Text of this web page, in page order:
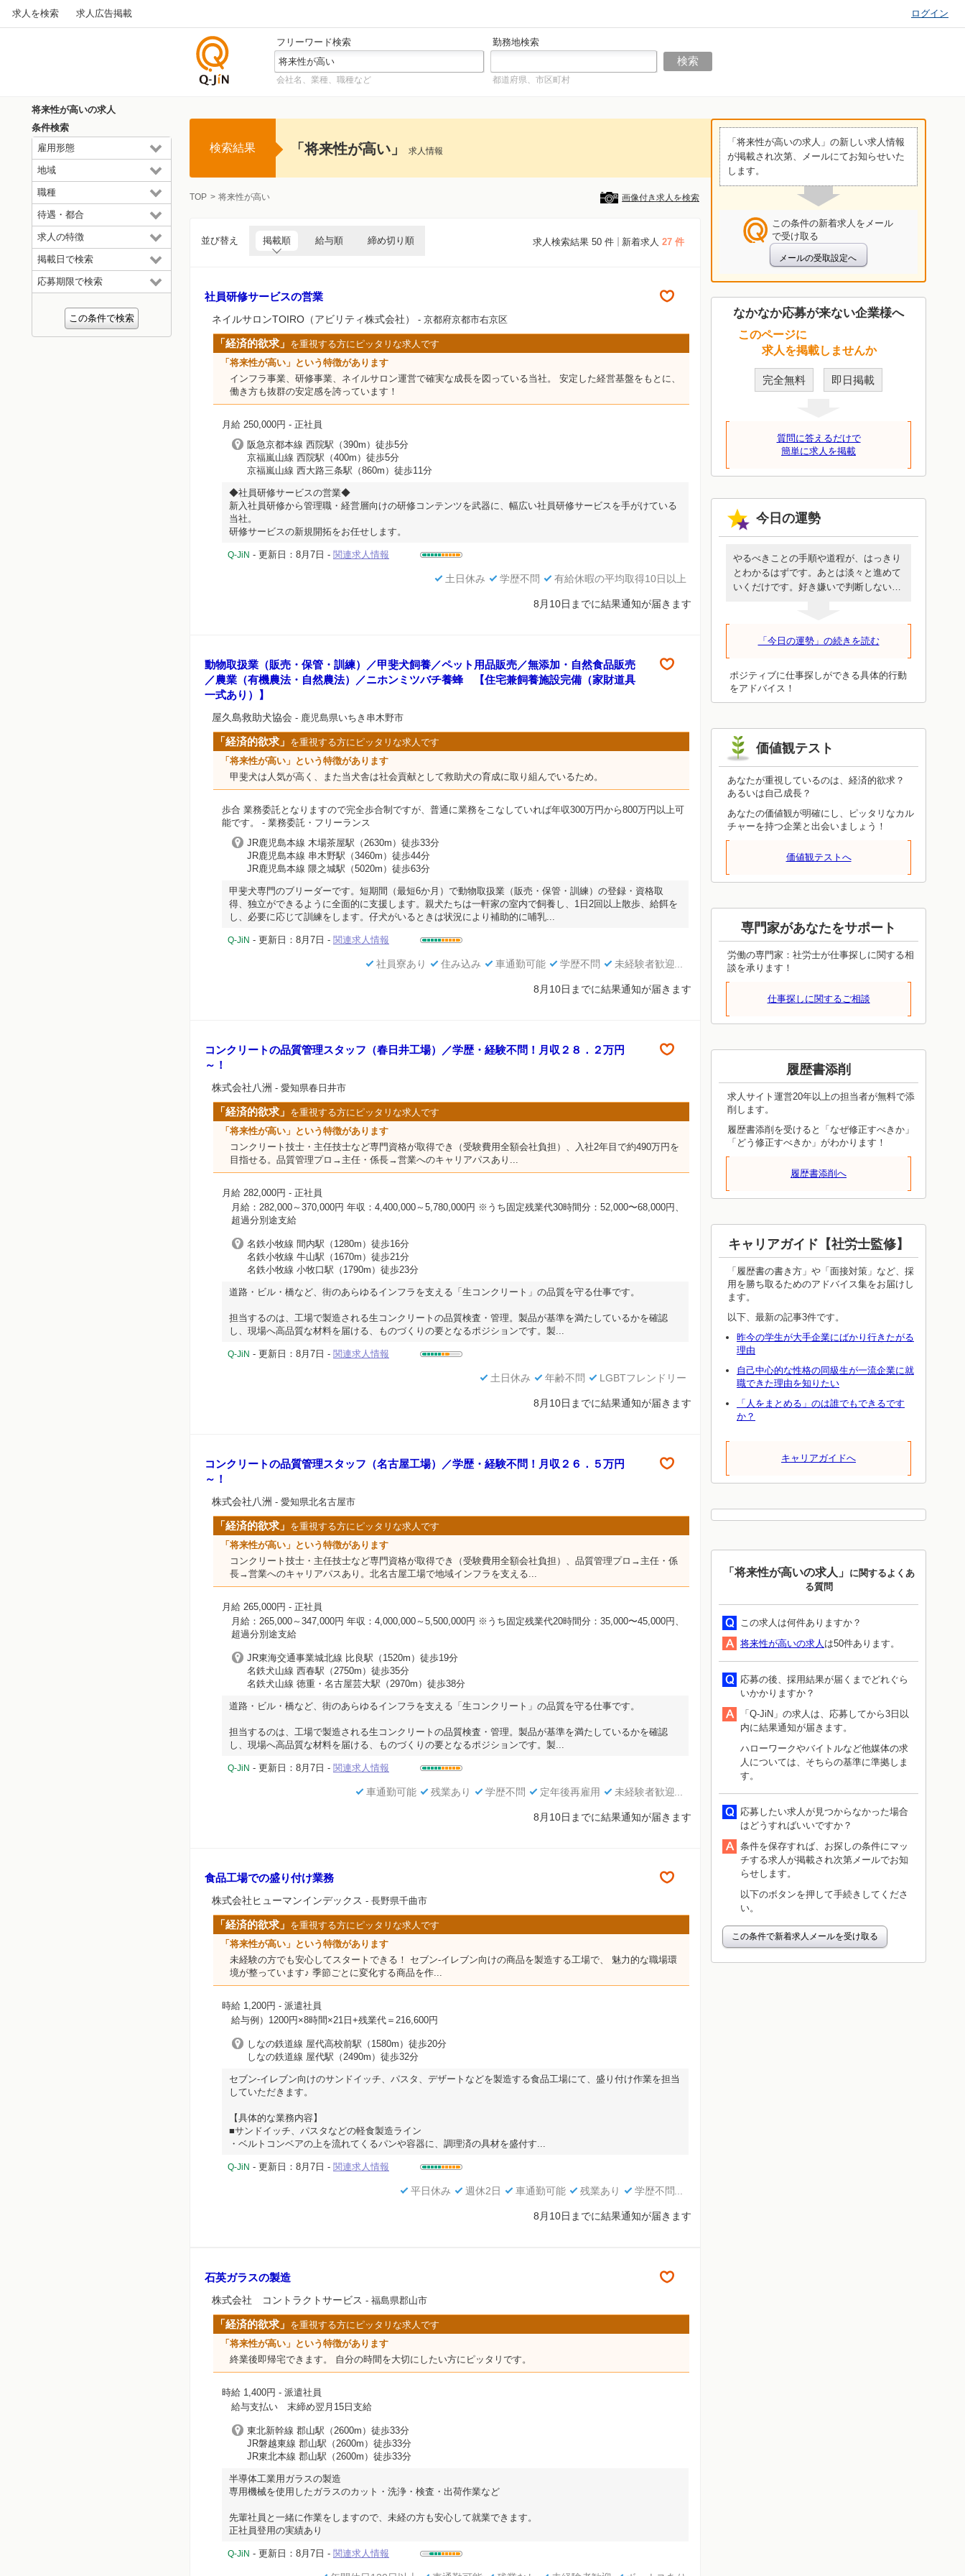
求人を検索 求人広告掲載 ログイン
人サイ
フリーワード検索 勤務地検索
会社名、業種、職種など 都道府県、市区町村
将来性が高いの求人
条件検索
雇用形態
地域
職種
待遇・都合
求人の特徴
掲載日で検索
応募期限で検索
検索結果 「将来性が高い」 求人情報
TOP 将来性が高い 画像付き求人を検索
求人検索結果 50 件 新着求人 27 件
並び替え 掲載順 給与順 締め切り順
社員研修サービスの営業
ネイルサロンTOIRO（アビリティ株式会社） - 京都府京都市右京区
「経済的欲求」 を重視する方にピッタリな求人です
「将来性が高い」という特徴があります
インフラ事業、研修事業、ネイルサロン運営で確実な成長を図っている当社。 安定した経営基盤をもとに、
働き方も抜群の安定感を誇っています！
月給 250,000円 - 正社員
阪急京都本線 西院駅（390m）徒歩5分
京福嵐山線 西院駅（400m）徒歩5分
京福嵐山線 西大路三条駅（860m）徒歩11分
◆社員研修サービスの営業◆
新入社員研修から管理職・経営層向けの研修コンテンツを武器に、幅広い社員研修サービスを手がけている
当社。
研修サービスの新規開拓をお任せします。
Q-JiN - 更新日：8月7日 - 関連求人情報
土日休み 学歴不問 有給休暇の平均取得10日以上
8月10日までに結果通知が届きます
動物取扱業（販売・保管・訓練）／甲斐犬飼養／ペット用品販売／無添加・自然食品販売
／農業（有機農法・自然農法）／ニホンミツバチ養蜂 【住宅兼飼養施設完備（家財道具
一式あり）】
屋久島救助犬協会 - 鹿児島県いちき串木野市
「経済的欲求」 を重視する方にピッタリな求人です
「将来性が高い」という特徴があります
甲斐犬は人気が高く、また当犬舎は社会貢献として救助犬の育成に取り組んでいるため。
歩合 業務委託となりますので完全歩合制ですが、普通に業務をこなしていれば年収300万円から800万円以上可
能です。
- 業務委託・フリーランス
JR鹿児島本線 木場茶屋駅（2630m）徒歩33分
JR鹿児島本線 串木野駅（3460m）徒歩44分
JR鹿児島本線 隈之城駅（5020m）徒歩63分
甲斐犬専門のブリーダーです。短期間（最短6か月）で動物取扱業（販売・保管・訓練）の登録・資格取
得、独立ができるように全面的に支援します。親犬たちは一軒家の室内で飼養し、1日2回以上散歩、給餌を
し、必要に応じて訓練をします。仔犬がいるときは状況により補助的に哺乳...
Q-JiN - 更新日：8月7日 - 関連求人情報
社員寮あり 住み込み 車通勤可能 学歴不問 未経験者歓迎
8月10日までに結果通知が届きます
コンクリートの品質管理スタッフ（春日井工場）／学歴・経験不問！月収２８．２万円
～！
株式会社八洲 - 愛知県春日井市
「経済的欲求」 を重視する方にピッタリな求人です
「将来性が高い」という特徴があります
コンクリート技士・主任技士など専門資格が取得でき（受験費用全額会社負担）、入社2年目で約490万円を
目指せる。品質管理プロ→主任・係長→営業へのキャリアパスあり...
月給 282,000円 - 正社員
月給：282,000～370,000円 年収：4,400,000～5,780,000円 ※うち固定残業代30時間分：52,000〜68,000円、
超過分別途支給
名鉄小牧線 間内駅（1280m）徒歩16分
名鉄小牧線 牛山駅（1670m）徒歩21分
名鉄小牧線 小牧口駅（1790m）徒歩23分
道路・ビル・橋など、街のあらゆるインフラを支える「生コンクリート」の品質を守る仕事です。
担当するのは、工場で製造される生コンクリートの品質検査・管理。製品が基準を満たしているかを確認
し、現場へ高品質な材料を届ける、ものづくりの要となるポジションです。製...
Q-JiN - 更新日：8月7日 - 関連求人情報
土日休み 年齢不問 LGBTフレンドリー
8月10日までに結果通知が届きます
コンクリートの品質管理スタッフ（名古屋工場）／学歴・経験不問！月収２６．５万円
～！
株式会社八洲 - 愛知県北名古屋市
「経済的欲求」 を重視する方にピッタリな求人です
「将来性が高い」という特徴があります
コンクリート技士・主任技士など専門資格が取得でき（受験費用全額会社負担）、品質管理プロ→主任・係
長→営業へのキャリアパスあり。北名古屋工場で地域インフラを支える...
月給 265,000円 - 正社員
月給：265,000～347,000円 年収：4,000,000～5,500,000円 ※うち固定残業代20時間分：35,000〜45,000円、
超過分別途支給
JR東海交通事業城北線 比良駅（1520m）徒歩19分
名鉄犬山線 西春駅（2750m）徒歩35分
名鉄犬山線 徳重・名古屋芸大駅（2970m）徒歩38分
道路・ビル・橋など、街のあらゆるインフラを支える「生コンクリート」の品質を守る仕事です。
担当するのは、工場で製造される生コンクリートの品質検査・管理。製品が基準を満たしているかを確認
し、現場へ高品質な材料を届ける、ものづくりの要となるポジションです。製...
Q-JiN - 更新日：8月7日 - 関連求人情報
車通勤可能 残業あり 学歴不問 定年後再雇用 未経験者歓迎
8月10日までに結果通知が届きます
食品工場での盛り付け業務
株式会社ヒューマンインデックス - 長野県千曲市
「経済的欲求」 を重視する方にピッタリな求人です
「将来性が高い」という特徴があります
未経験の方でも安心してスタートできる！ セブン‐イレブン向けの商品を製造する工場で、 魅力的な職場環
境が整っています♪ 季節ごとに変化する商品を作...
時給 1,200円 - 派遣社員
給与例）1200円×8時間×21日+残業代＝216,600円
しなの鉄道線 屋代高校前駅（1580m）徒歩20分
しなの鉄道線 屋代駅（2490m）徒歩32分
セブン‐イレブン向けのサンドイッチ、パスタ、デザートなどを製造する食品工場にて、盛り付け作業を担当
していただきます。
【具体的な業務内容】
■サンドイッチ、パスタなどの軽食製造ライン
・ベルトコンベアの上を流れてくるパンや容器に、調理済の具材を盛付す...
Q-JiN - 更新日：8月7日 - 関連求人情報
平日休み 週休2日 車通勤可能 残業あり 学歴不問
8月10日までに結果通知が届きます
石英ガラスの製造
株式会社 コントラクトサービス - 福島県郡山市
「経済的欲求」 を重視する方にピッタリな求人です
「将来性が高い」という特徴があります
終業後即帰宅できます。 自分の時間を大切にしたい方にピッタリです。
時給 1,400円 - 派遣社員
給与支払い 末締め翌月15日支給
東北新幹線 郡山駅（2600m）徒歩33分
JR磐越東線 郡山駅（2600m）徒歩33分
JR東北本線 郡山駅（2600m）徒歩33分
半導体工業用ガラスの製造
専用機械を使用したガラスのカット・洗浄・検査・出荷作業など
先輩社員と一緒に作業をしますので、未経の方も安心して就業できます。
正社員登用の実績あり
Q-JiN - 更新日：8月7日 - 関連求人情報
「将来性が高いの求人」の新しい求人情報
が掲載され次第、メールにてお知らせいた
します。
この条件の新着求人をメール
で受け取る
なかなか応募が来ない企業様へ
このページに
求人を掲載しませんか
完全無料 即日掲載
質問に答えるだけで
簡単に求人を掲載
今日の運勢
やるべきことの手順や道程が、はっきり
とわかるはずです。あとは淡々と進めて
いくだけです。好き嫌いで判断しないで
ことが必ず役立ちます。眺めるだけでは
ければ得られないものです。今日は体験
することを重視してみてください。上手
くいったかどうかは、いずれ見えてきま
功しても失敗しても、周りへの感謝を忘
れないようにしてください。
「今日の運勢」の続きを読む
ポジティブに仕事探しができる具体的行動
をアドバイス！
価値観テスト
あなたが重視しているのは、経済的欲求？
あるいは自己成長？
あなたの価値観が明確にし、ピッタリなカル
チャーを持つ企業と出会いましょう！
価値観テストへ
専門家があなたをサポート
労働の専門家：社労士が仕事探しに関する相
談を承ります！
仕事探しに関するご相談
履歴書添削
求人サイト運営20年以上の担当者が無料で添
削します。
履歴書添削を受けると「なぜ修正すべきか」
「どう修正すべきか」がわかります！
履歴書添削へ
キャリアガイド【社労士監修】
「履歴書の書き方」や「面接対策」など、採
用を勝ち取るためのアドバイス集をお届けし
ます。
以下、最新の記事3件です。
昨今の学生が大手企業にばかり行きたがる
理由
自己中心的な性格の同級生が一流企業に就
職できた理由を知りたい
「人をまとめる」のは誰でもできるです
か？
キャリアガイドへ
「将来性が高いの求人」
に関するよくあ
る質問
この求人は何件ありますか？
将来性が高いの求人 は50件あります。
応募の後、採用結果が届くまでどれぐら
いかかりますか？
「Q-JiN」の求人は、応募してから3日以
内に結果通知が届きます。
ハローワークやバイトルなど他媒体の求
人については、そちらの基準に準拠しま
す。
応募したい求人が見つからなかった場合
はどうすればいいですか？
条件を保存すれば、お探しの条件にマッ
チする求人が掲載され次第メールでお知
らせします。
以下のボタンを押して手続きしてくださ
い。
この条件で新着求人メールを受け取る